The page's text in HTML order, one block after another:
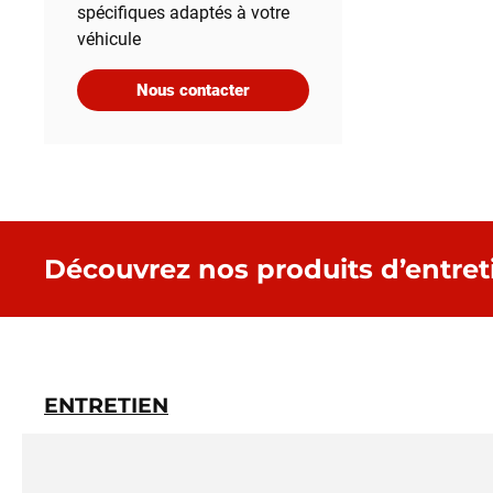
spécifiques adaptés à votre
véhicule
Nous contacter
Découvrez nos produits
ENTRETIEN